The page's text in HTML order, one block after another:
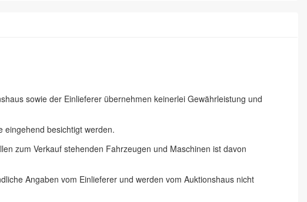
sowie der Einlieferer übernehmen keinerlei Gewährleistung und
eingehend besichtigt werden.
zum Verkauf stehenden Fahrzeugen und Maschinen ist davon
Angaben vom Einlieferer und werden vom Auktionshaus nicht